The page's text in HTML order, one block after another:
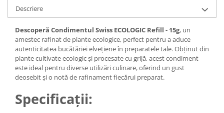
Descriere
Descoperă Condimentul Swiss ECOLOGIC Refill - 15g, un
amestec rafinat de plante ecologice, perfect pentru a aduce
autenticitatea bucătăriei elvețiene în preparatele tale. Obținut din
plante cultivate ecologic și procesate cu grijă, acest condiment
este ideal pentru diverse utilizări culinare, oferind un gust
deosebit și o notă de rafinament fiecărui preparat.
Specificații: